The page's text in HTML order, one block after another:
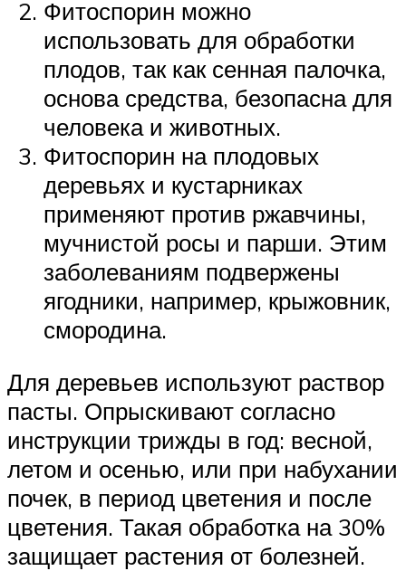
Фитоспорин можно
использовать для обработки
плодов, так как сенная палочка,
основа средства, безопасна для
человека и животных.
Фитоспорин на плодовых
деревьях и кустарниках
применяют против ржавчины,
мучнистой росы и парши. Этим
заболеваниям подвержены
ягодники, например, крыжовник,
смородина.
Для деревьев используют раствор
пасты. Опрыскивают согласно
инструкции трижды в год: весной,
летом и осенью, или при набухании
почек, в период цветения и после
цветения. Такая обработка на 30%
защищает растения от болезней.